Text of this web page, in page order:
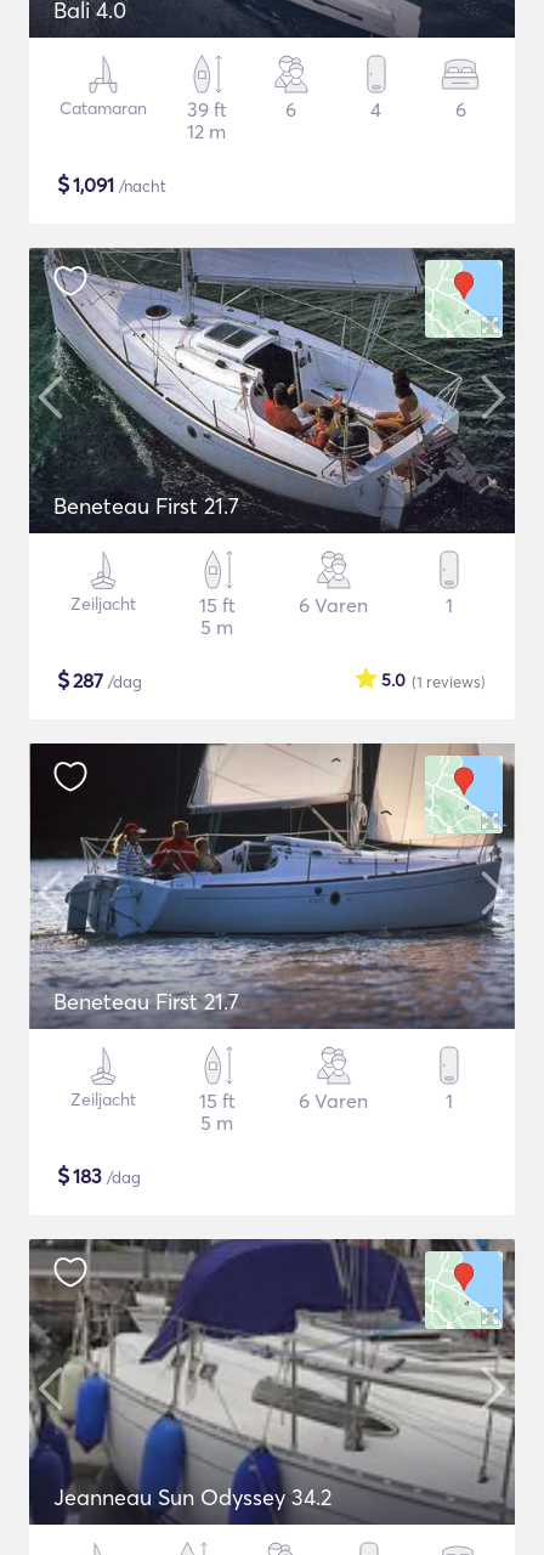
Bali 4.0
Catamaran
39 ft
12 m
6 4 6
$1,091 /nacht
Beneteau First 21.7
Zeiljacht
15 ft
5 m
6 Varen 1
$287 /dag (1 reviews)
5.0
Beneteau First 21.7
Zeiljacht
15 ft
5 m
6 Varen 1
$183 /dag
Jeanneau Sun Odyssey 34.2